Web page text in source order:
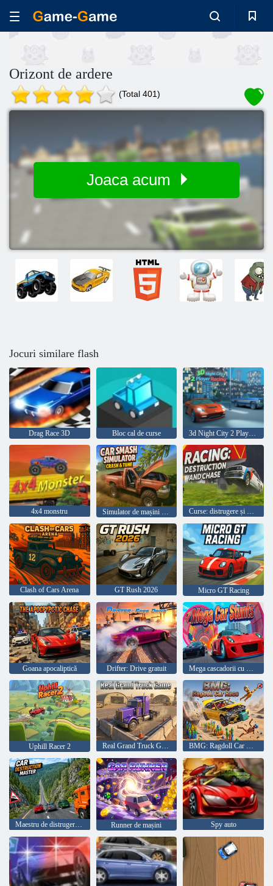
Orizont de ardere
(Total 401)
Joaca acum
Jocuri similare flash
Drag Race 3D Bloc cal de curse 3d Night City 2 Player Racing
4x4 monstru Simulator de mașini Crash & Tune Curse: distrugere și goană
Clash of Cars Arena GT Rush 2026 Micro GT Racing
Goana apocaliptică Drifter: Drive gratuit
Uphill Racer 2 Real Grand Truck Game BMG: Ragdoll Car Race
Maestru de distrugere a mașinii Runner de mașini Spy auto